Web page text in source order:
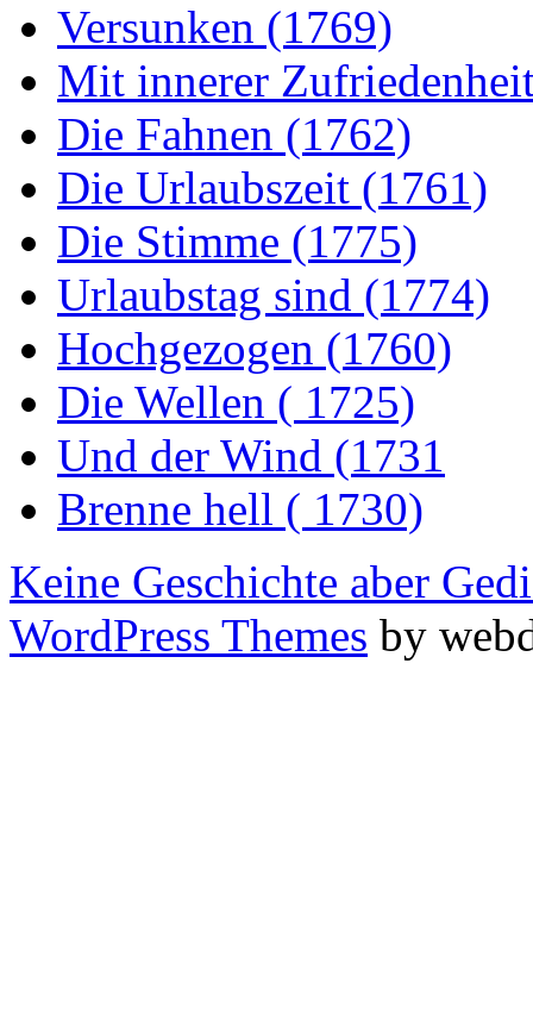
Versunken (1769)
Mit innerer
Die Fahnen (1762)
Die Urlaubszeit (1761)
Die Stimme (1775)
Urlaubstag sind (1774)
Hochgezogen (1760)
Die Wellen ( 1725)
Und der Wind (1731
Brenne hell ( 1730)
Keine Geschichte aber
WordPress Themes by